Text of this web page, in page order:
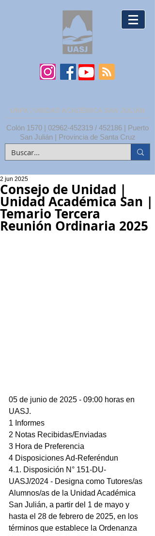
UNPA | UNIDAD ACADÉMICA SAN JULIÁN
Colón 1570 | 02962-452319 / 452186 | Puerto
San Julián | Provincia de Santa Cruz
Consejo de Unidad |
Unidad Académica San |
Temario Tercera
Reunión Ordinaria 2025
2 jun 2025
05 de junio de 2025 - 09:00 horas en
UASJ.
1 Informes
2 Notas Recibidas/Enviadas
3 Hora de Preferencia
4 Disposiciones Ad-Referéndun
4.1. Disposición N° 151-DU-
UASJ/2024 - Designa como Tutores/as
Alumnos/as de la Unidad Académica
San Julián, a partir del 1 de mayo y
hasta el 28 de febrero de 2025, en los
términos que establece la Ordenanza